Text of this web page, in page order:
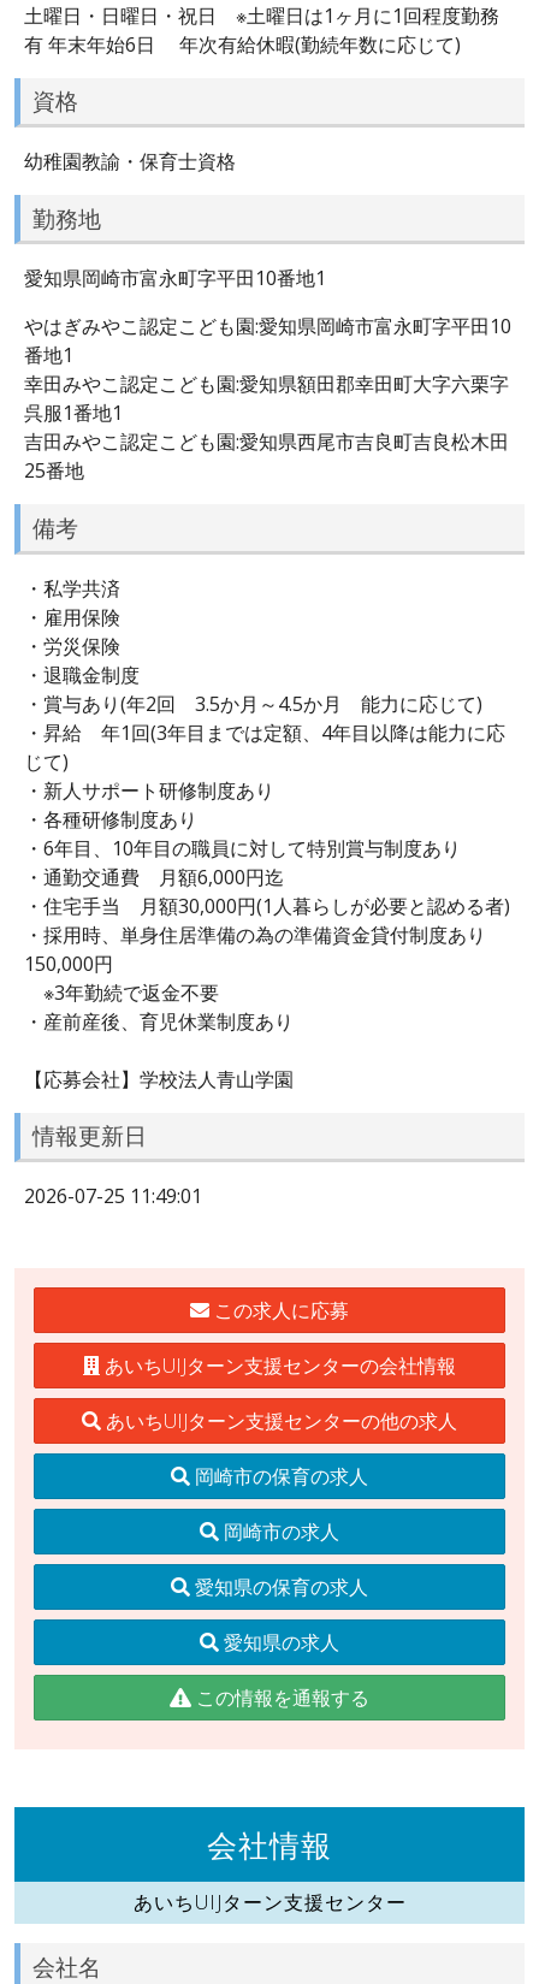
土曜日・日曜日・祝日 ※土曜日は1ヶ月に1回程度勤務
有 年末年始6日 年次有給休暇(勤続年数に応じて)
資格
幼稚園教諭・保育士資格
勤務地
愛知県岡崎市富永町字平田10番地1
やはぎみやこ認定こども園:愛知県岡崎市富永町字平田10
番地1
幸田みやこ認定こども園:愛知県額田郡幸田町大字六栗字
呉服1番地1
吉田みやこ認定こども園:愛知県西尾市吉良町吉良松木田
25番地
備考
・私学共済
・雇用保険
・労災保険
・退職金制度
・賞与あり(年2回 3.5か月～4.5か月 能力に応じて)
・昇給 年1回(3年目までは定額、4年目以降は能力に応
じて)
・新人サポート研修制度あり
・各種研修制度あり
・6年目、10年目の職員に対して特別賞与制度あり
・通勤交通費 月額6,000円迄
・住宅手当 月額30,000円(1人暮らしが必要と認める者)
・採用時、単身住居準備の為の準備資金貸付制度あり
150,000円
※3年勤続で返金不要
・産前産後、育児休業制度あり
【応募会社】学校法人青山学園
情報更新日
2026-07-25 11:49:01
この求人に応募
あいちUIJターン支援センターの会社情報
あいちUIJターン支援センターの他の求人
岡崎市の保育の求人
岡崎市の求人
愛知県の保育の求人
愛知県の求人
この情報を通報する
会社情報
あいちUIJターン支援センター
会社名